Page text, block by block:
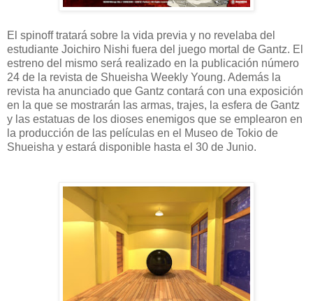
El spinoff tratará sobre la vida previa y no revelaba del
estudiante Joichiro Nishi fuera del juego mortal de Gantz. El
estreno del mismo será realizado en la publicación número
24 de la revista de Shueisha Weekly Young. Además la
revista ha anunciado que Gantz contará con una exposición
en la que se mostrarán las armas, trajes, la esfera de Gantz
y las estatuas de los dioses enemigos que se emplearon en
la producción de las películas en el Museo de Tokio de
Shueisha y estará disponible hasta el 30 de Junio.